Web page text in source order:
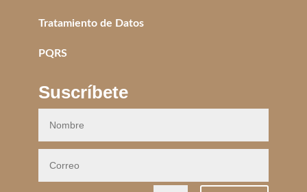
Tratamiento de Datos
PQRS
Suscríbete